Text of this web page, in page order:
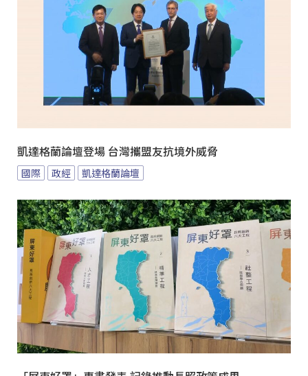
凱達格蘭論壇登場 台灣攜盟友抗境外威脅
國際 政經 凱達格蘭論壇